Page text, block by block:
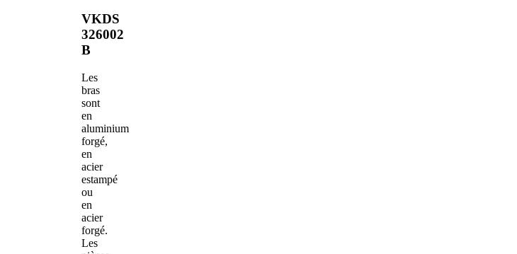
VKDS
326002
B
Les
bras
sont
en
aluminium
forgé,
en
acier
estampé
ou
en
acier
forgé.
Les